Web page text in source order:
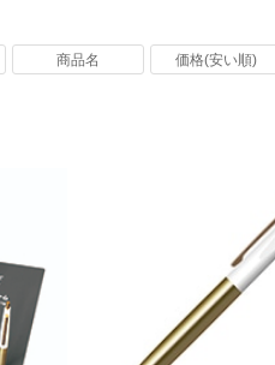
商品名 価格(安い順)